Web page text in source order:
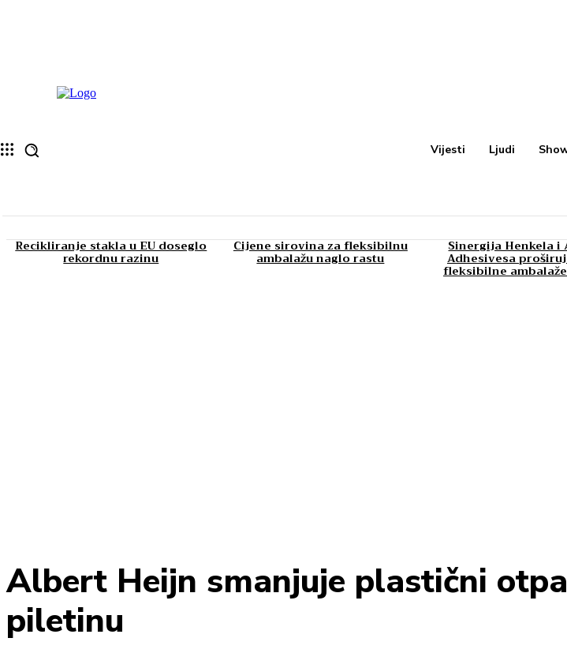
Vijesti Ljudi
Recikliranje stakla u EU doseglo
rekordnu razinu
Cijene sirovina za fleksibilnu
ambalažu naglo rastu
Sinergija Henkela i
Adhesivesa
fleksibilne
Albert Heijn smanjuje plastični
piletinu